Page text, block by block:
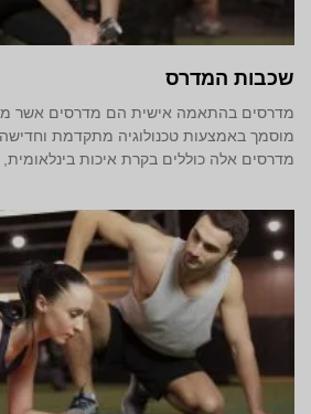
שכבות המדרס
מדרסים בהתאמה אישית הם מדרסים אשר
מוסמך באמצעות טכנולוגיה מתקדמת
מדרסים אלה כוללים בקרת איכות בינלאומית,